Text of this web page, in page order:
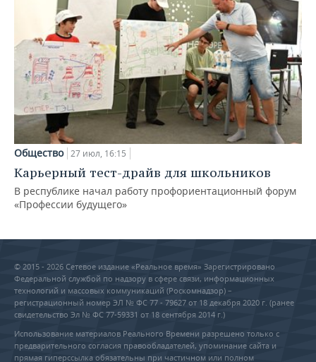
Общество 27 июл, 16:15
Карьерный тест-драйв для школьников
В республике начал работу профориентационный форум
«Профессии будущего»
© 2015 - 2026 Сетевое издание «Реальное время» Зарегистрировано
Федеральной службой по надзору в сфере связи, информационных
технологий и массовых коммуникаций (Роскомнадзор) –
регистрационный номер ЭЛ № ФС 77 - 79627 от 18 декабря 2020 г. (ранее
свидетельство Эл № ФС 77-59331 от 18 сентября 2014 г.)
Использование материалов Реального Времени разрешено только с
предварительного согласия правообладателей, упоминание сайта и
прямая гиперссылка обязательны при частичном или полном